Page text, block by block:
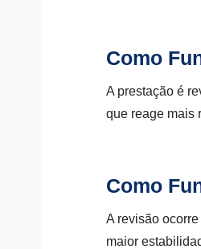
Como
A prestação é
que reage mais
Como
A revisão
maior